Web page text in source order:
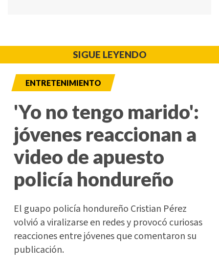
SIGUE LEYENDO
ENTRETENIMIENTO
'Yo no tengo marido':
jóvenes reaccionan a
video de apuesto
policía hondureño
El guapo policía hondureño Cristian Pérez
volvió a viralizarse en redes y provocó curiosas
reacciones entre jóvenes que comentaron su
publicación.